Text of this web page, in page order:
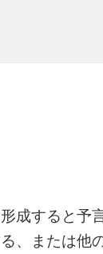
成すると予
、または他